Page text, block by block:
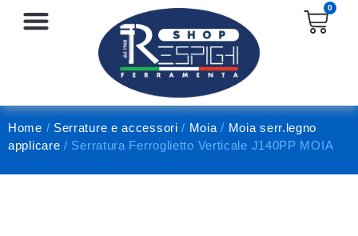
0
Home / Serrature e accessori / Moia / Moia serr.legno
applicare / Serratura Ferroglietto Verticale J140PP MOIA